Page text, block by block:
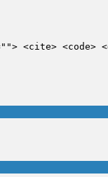
<code>